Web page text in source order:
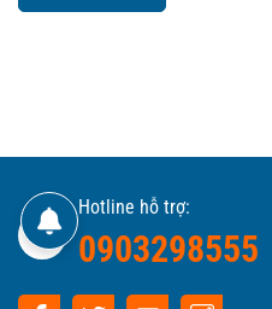
Hotline hỗ trợ:
0903298555